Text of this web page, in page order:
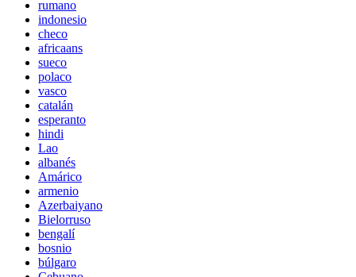
rumano
indonesio
checo
africaans
sueco
polaco
vasco
catalán
esperanto
hindi
Lao
albanés
Amárico
armenio
Azerbaiyano
Bielorruso
bengalí
bosnio
búlgaro